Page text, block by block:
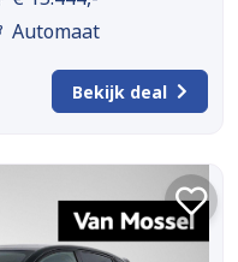
Automaat
Bekijk deal